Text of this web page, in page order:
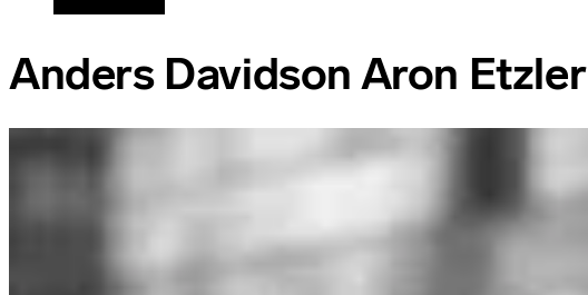
Anders Davidson Aron Etzler